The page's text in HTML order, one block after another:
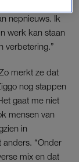
nepnieuws. Ik
werk kan staan
verbetering.”
merkt ze dat
nog stappen
gaat me niet
mensen van
in
anders. “Onder
mix en dat